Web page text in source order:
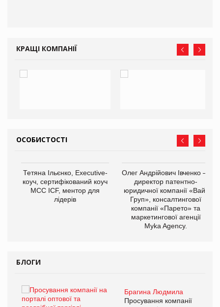
КРАЩІ КОМПАНІЇ
ОСОБИСТОСТІ
Тетяна Ільєнко, Executive-
коуч, сертифікований коуч
МСС ICF, ментор для
лідерів
Олег Андрійович Івченко —
директор патентно-
юридичної компанії «Вайз
Груп», консалтингової
компанії «Парето» та
маркетингової агенції
Myka Agency.
БЛОГИ
Брагина Людмила
Просування компанії